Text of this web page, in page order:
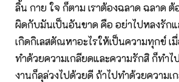
ลิ้น กาย ใจ ก็ตาม เราต้องฉลาด ฉลาด
ผิดกับมันเป็นอันขาด คือ อย่าไปหลงรักแ
เกิดกิเลสตัณหาอะไรให้เป็นความทุกข์ เ
ทำด้วยความเกลียดและความรักสิ ก็ทำ
งานก็ลุล่วงไปด้วยดี ถ้าไปทำด้วยความ